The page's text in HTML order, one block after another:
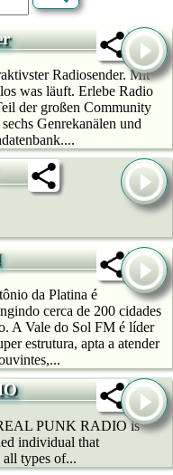
Radiosender. Mit
was läuft. Erlebe Radio
der großen Community
Genrekanälen und
da Platina é
cerca de 200 cidades
A Vale do Sol FM é líder
estrutura, apta a atender
PUNK RADIO is
individual that
all types of...